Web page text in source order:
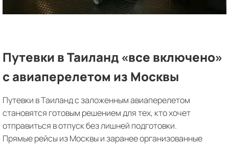
Путевки в Таиланд «все включено»
с авиаперелетом из Москвы
Путевки в Таиланд с заложенным авиаперелетом
становятся готовым решением для тех, кто хочет
отправиться в отпуск без лишней подготовки.
Прямые рейсы из Москвы и заранее организованные